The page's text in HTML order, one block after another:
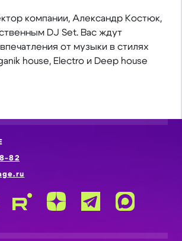
компании, Александр Костюк,
DJ Set. Вас ждут
от музыки в стилях
house, Electro и Deep house
82